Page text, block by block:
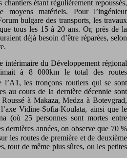
étant régulièrement repoussés,
matériels. Pour l’ingénieur
bulgare des transports, les travaux
tous les 15 à 20 ans. Or, près de la
déjà besoin d’être réparées, selon
intérimaire du Développement régional
à 8 000km le total des routes
l’A1, les tronçons routiers qui se sont
au cours de la dernière décennie sont
à Makaza, Medza à Botevgrad,
Vidine-Sofia-Koulata, ainsi que le
(où 25 personnes sont mortes entre
dernières années, on observe que 70 %
les routes de première et de deuxième
tout de même plus sûres, ou les petites